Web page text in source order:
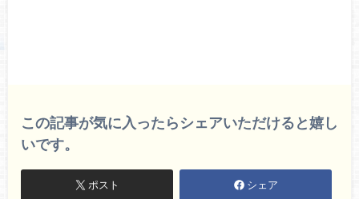
この記事が気に入ったらシェアいただけると嬉し
いです。
ポスト シェア